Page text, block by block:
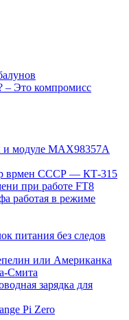
– Это компромисс
и модуле MAX98357A
врмен СССР — КТ-315
при работе FT8
работая в режиме
питания без следов
или Американка
Смита
зарядка для
Pi Zero